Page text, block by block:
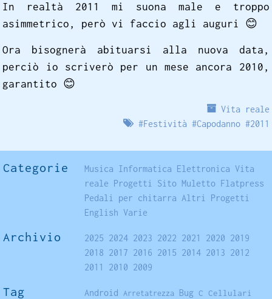
In realtà 2011 mi suona male e troppo
asimmetrico, però vi faccio agli auguri 😊
Ora bisognerà abituarsi alla nuova data,
perciò io scriverò per un mese ancora 2010,
garantito 😊
Vita reale
#Festività #Capodanno#2011
Categorie Musica Informatica Elettronica Vita
reale Progetti Sito Muletto Flatpress
Pedali per chitarra Altri Progetti
English Varie
Archivio 2025 2024 2023 2022 2021 2020 2019
2018 2017 2016 2015 2014 2013 2012
2011
2010 2009
Tag Android Arretatrezza Bug C Cellulari